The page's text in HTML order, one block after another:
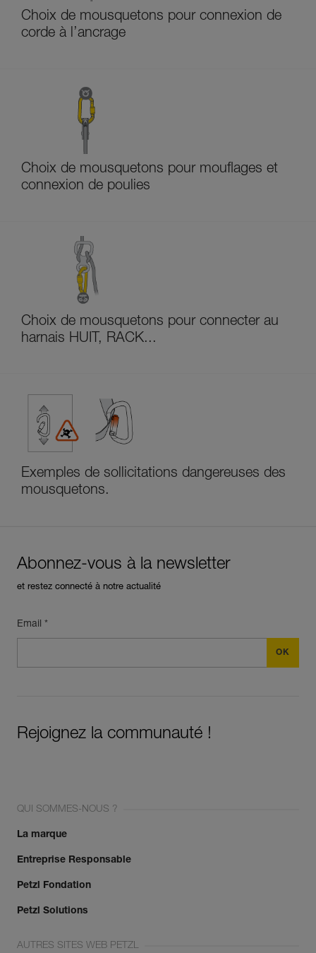
Choix de mousquetons pour connexion de
corde à l’ancrage
Choix de mousquetons pour mouflages et
connexion de poulies
Choix de mousquetons pour connecter au
harnais HUIT, RACK...
Exemples de sollicitations dangereuses des
mousquetons.
Abonnez-vous à la newsletter
et restez connecté à notre actualité
Email *
Rejoignez la communauté !
QUI SOMMES-NOUS ?
La marque
Entreprise Responsable
Petzl Fondation
Petzl Solutions
AUTRES SITES WEB PETZL